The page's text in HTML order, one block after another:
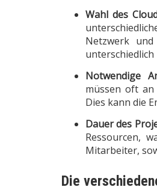
Wahl des
Netzwerk
unterschiedlich
Notwendige
müssen oft an
Dies kann die
Dauer des
Ressourcen,
Mitarbeiter,
Die